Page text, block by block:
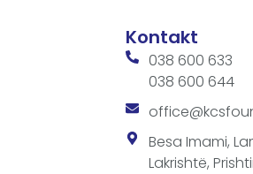
Kontakt
038 600 633
038 600 644
Besa Imami,
Lakrishtë,